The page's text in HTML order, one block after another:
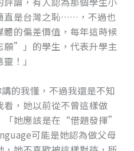
直是台灣之恥……，不過也
的偏差價值，每年這時候
”」的學生，代表升學主
！」
的我懂，不過我還是不知
，她以前從不曾這樣做
「她應該是在“借題發揮”
可能是她認為做父母